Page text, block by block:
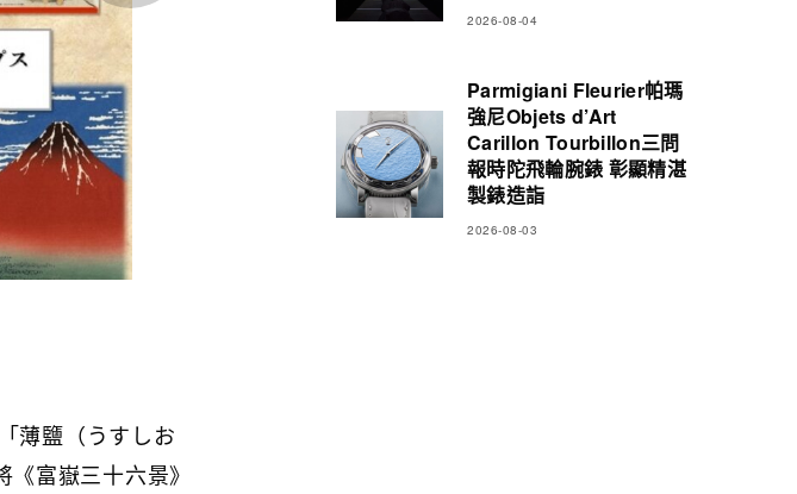
薄鹽（うすしお
富嶽三十六景》
2026-08-04
Parmigiani Fleurier帕瑪
強尼Objets d’Art
Carillon Tourbillon三問
報時陀飛輪腕錶 彰顯精湛
製錶造詣
2026-08-03